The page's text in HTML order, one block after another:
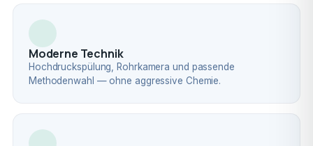
Moderne Technik
Hochdruckspülung, Rohrkamera und passende
Methodenwahl — ohne aggressive Chemie.